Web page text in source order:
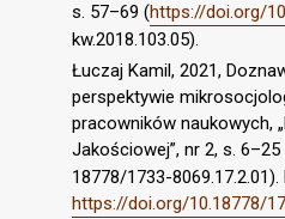
s. 57–69 (https://doi.org/
kw.2018.103.05).
Łuczaj Kamil, 2021,
perspektywie
pracowników naukowych,
Jakościowej”, nr 2, s. 6–25
18778/1733-8069.17.2.01).
https://doi.org/10.18778/